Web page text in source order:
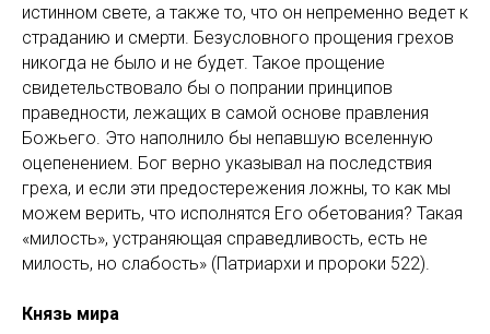
истинном свете, а также то, что он непременно ведет к
страданию и смерти. Безусловного прощения грехов
никогда не было и не будет. Такое прощение
свидетельствовало бы о попрании принципов
праведности, лежащих в самой основе правления
Божьего. Это наполнило бы непавшую вселенную
оцепенением. Бог верно указывал на последствия
греха, и если эти предостережения ложны, то как мы
можем верить, что исполнятся Его обетования? Такая
«милость», устраняющая справедливость, есть не
милость, но слабость» (Патриархи и пророки 522).
Князь мира